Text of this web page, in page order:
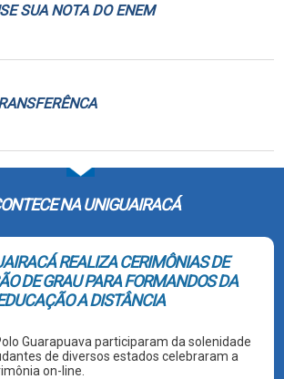
SUA NOTA DO ENEM
NA UNIGUAIRACÁ
REALIZA CERIMÔNIAS DE
DE GRAU PARA FORMANDOS DA
A DISTÂNCIA
Guarapuava participaram da solenidade
de diversos estados celebraram a
on-line.